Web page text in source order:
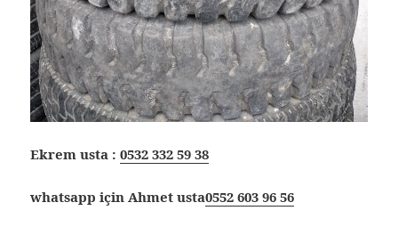
Ekrem usta :0532 332 59 38
whatsapp için Ahmet usta0552 603 96 56